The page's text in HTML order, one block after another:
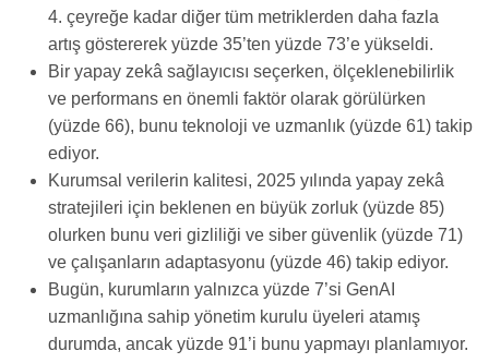
4. çeyreğe kadar diğer tüm metriklerden daha fazla
artış göstererek yüzde 35’ten yüzde 73’e yükseldi.
Bir yapay zekâ sağlayıcısı seçerken, ölçeklenebilirlik
ve performans en önemli faktör olarak görülürken
(yüzde 66), bunu teknoloji ve uzmanlık (yüzde 61) takip
ediyor.
Kurumsal verilerin kalitesi, 2025 yılında yapay zekâ
stratejileri için beklenen en büyük zorluk (yüzde 85)
olurken bunu veri gizliliği ve siber güvenlik (yüzde 71)
ve çalışanların adaptasyonu (yüzde 46) takip ediyor.
Bugün, kurumların yalnızca yüzde 7’si GenAI
uzmanlığına sahip yönetim kurulu üyeleri atamış
durumda, ancak yüzde 91’i bunu yapmayı planlamıyor.